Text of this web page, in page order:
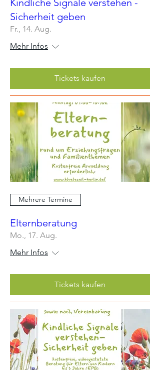
Kindliche Signale verstehen -
Sicherheit geben
Fr., 14. Aug.
Mehr Infos
Tickets kaufen
Mehrere Termine
Elternberatung
Mo., 17. Aug.
Mehr Infos
Tickets kaufen